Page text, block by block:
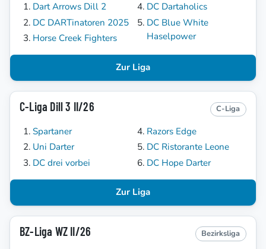
Dart Arrows Dill 2
DC DARTinatoren 2025
Horse Creek Fighters
DC Dartaholics
DC Blue White
Haselpower
Zur Liga
C-Liga Dill 3 II/26 C-Liga
Spartaner
Uni Darter
DC drei vorbei
Razors Edge
DC Ristorante Leone
DC Hope Darter
Zur Liga
BZ-Liga WZ II/26 Bezirksliga